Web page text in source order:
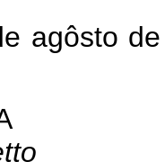
agôsto